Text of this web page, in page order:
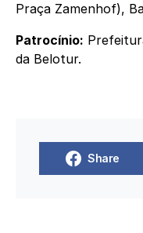
Praça Zamenhof),
Patrocínio:
da Belotur.
Share